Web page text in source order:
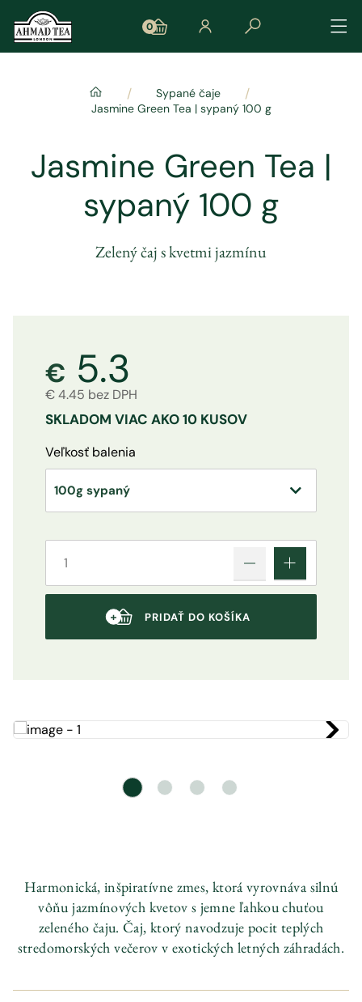
0
/ Sypané čaje /
Jasmine Green Tea | sypaný 100 g
Jasmine Green Tea |
sypaný 100 g
Zelený čaj s kvetmi jazmínu
€ 5.3
€ 4.45 bez DPH
SKLADOM VIAC AKO 10 KUSOV
Veľkosť balenia
PRIDAŤ DO KOŠÍKA
Harmonická, inšpiratívne zmes, ktorá vyrovnáva silnú
vôňu jazmínových kvetov s jemne ľahkou chuťou
zeleného čaju. Čaj, ktorý navodzuje pocit teplých
stredomorských večerov v exotických letných záhradách.